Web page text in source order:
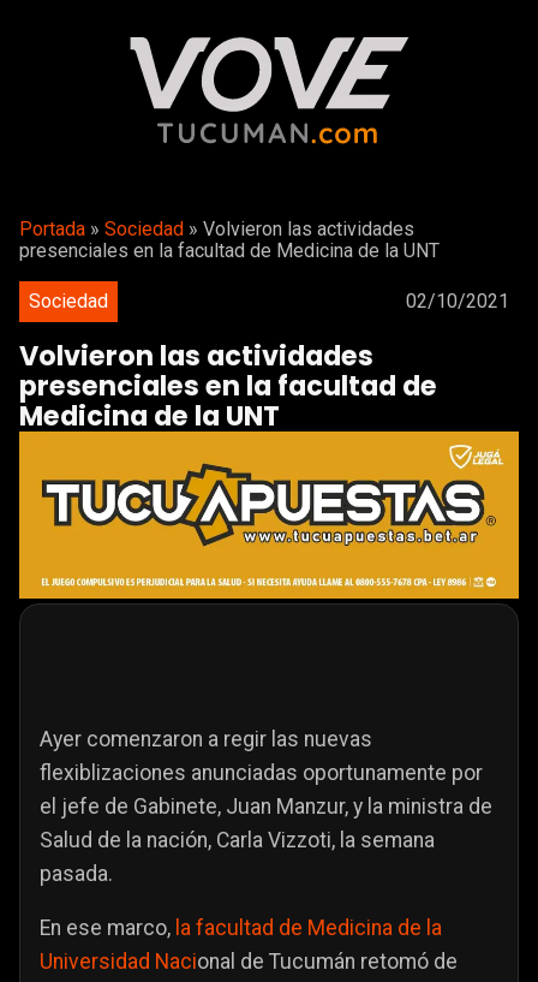
Portada » Sociedad » Volvieron las actividades
presenciales en la facultad de Medicina de la UNT
Sociedad 02/10/2021
Volvieron las actividades
presenciales en la facultad de
Medicina de la UNT
Ayer comenzaron a regir las nuevas
flexiblizaciones anunciadas oportunamente por
el jefe de Gabinete, Juan Manzur, y la ministra de
Salud de la nación, Carla Vizzoti, la semana
pasada.
En ese marco, la facultad de Medicina de la
Universidad Nacional de Tucumán retomó de